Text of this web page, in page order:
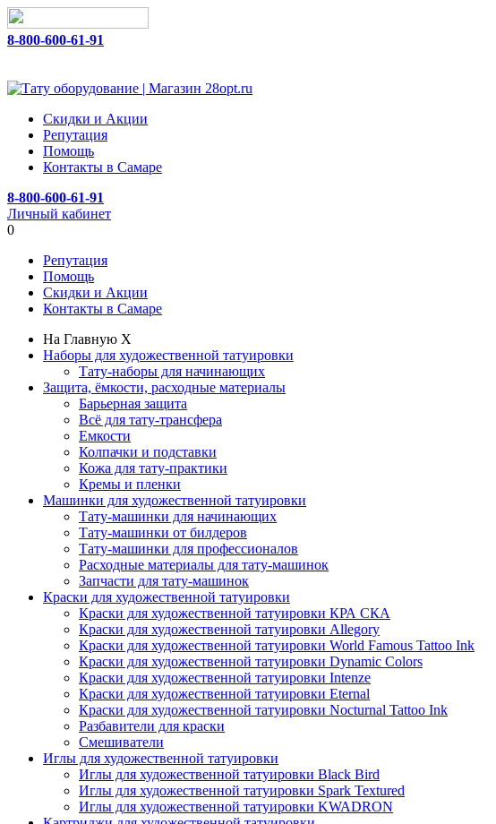
8-800-600-61-91
Скидки и Акции
Репутация
Помощь
Контакты в Самаре
8-800-600-61-91
Личный кабинет
0
Репутация
Помощь
Скидки и Акции
Контакты в Самаре
На Главную X
Наборы для художественной татуировки
Тату-наборы для начинающих
Защита, ёмкости, расходные материалы
Барьерная защита
Всё для тату-трансфера
Емкости
Колпачки и подставки
Кожа для тату-практики
Кремы и пленки
Машинки для художественной татуировки
Тату-машинки для начинающих
Тату-машинки от билдеров
Тату-машинки для профессионалов
Расходные материалы для тату-машинок
Запчасти для тату-машинок
Краски для художественной татуировки
Краски для художественной татуировки КРА СКА
Краски для художественной татуировки Allegory
Краски для художественной татуировки World Famous Tattoo Ink
Краски для художественной татуировки Dynamic Colors
Краски для художественной татуировки Intenze
Краски для художественной татуировки Eternal
Краски для художественной татуировки Nocturnal Tattoo Ink
Разбавители для краски
Смешиватели
Иглы для художественной татуировки
Иглы для художественной татуировки Black Bird
Иглы для художественной татуировки Spark Textured
Иглы для художественной татуировки KWADRON